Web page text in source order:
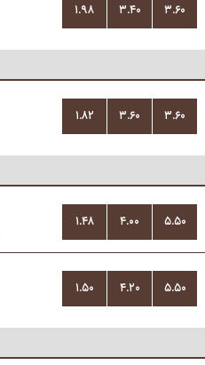
۱.۹۸ ۳.۴۰ ۳.۶۰
۱.۸۲ ۳.۶۰ ۳.۶۰
۱.۴۸ ۴.۰۰ ۵.۵۰
۱.۵۰ ۴.۲۰ ۵.۵۰